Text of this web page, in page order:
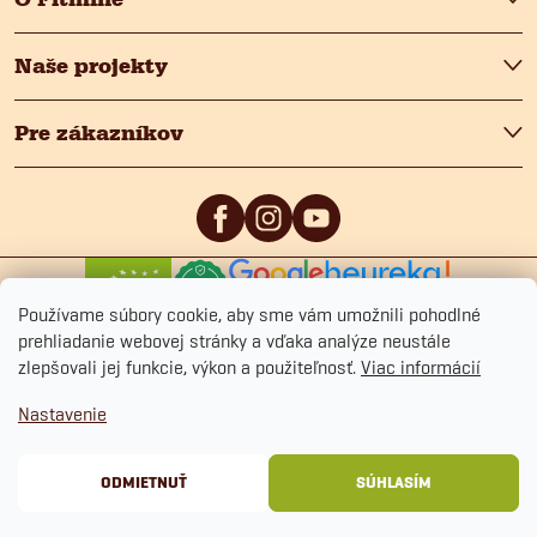
Používame súbory cookie, aby sme vám umožnili pohodlné
prehliadanie webovej stránky a vďaka analýze neustále
zlepšovali jej funkcie, výkon a použiteľnosť. Viac informácií
Nastavenie
ODMIETNUŤ SÚHLASÍM
Naše projekty
Pre zákazníkov
Obchodné podmienkyCookies
Copyright 2026